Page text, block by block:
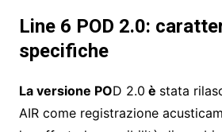
Line 6 POD 2.0:
specifiche
La versione POD 2.0 è stata
AIR come registrazione